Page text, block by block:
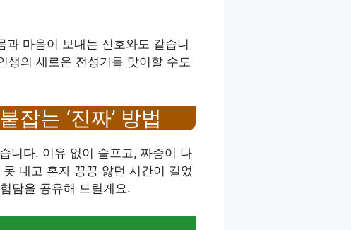
마음이 보내는 신호와도 같습니
생의 새로운 전성기를 맞이할 수도
잡는 ‘진짜’ 방법
니다. 이유 없이 슬프고, 짜증이 나
내고 혼자 끙끙 앓던 시간이 길었
담을 공유해 드릴게요.